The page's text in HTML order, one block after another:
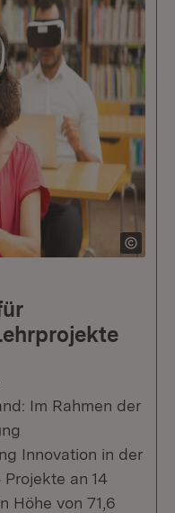
Im Rahmen der
Innovation in der
an 14
Höhe von 71,6